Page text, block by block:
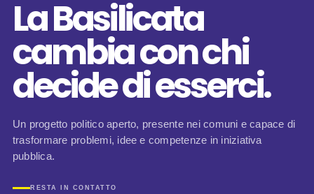
La Basilicata
cambia con chi
decide di esserci.
Un progetto politico aperto, presente nei comuni e capace di
trasformare problemi, idee e competenze in iniziativa
pubblica.
RESTA IN CONTATTO